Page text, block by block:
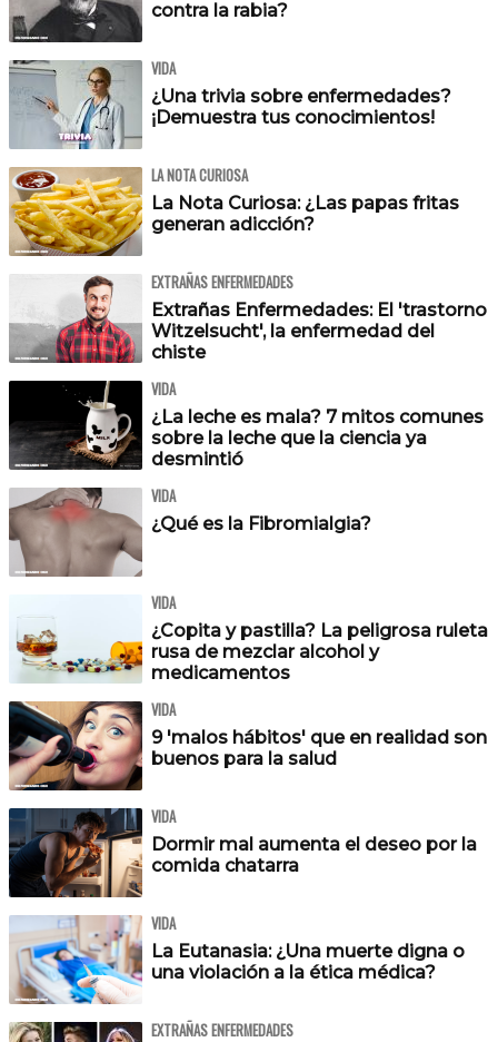
contra la rabia?
VIDA
¿Una trivia sobre enfermedades?
¡Demuestra tus conocimientos!
LA NOTA CURIOSA
La Nota Curiosa: ¿Las papas fritas
generan adicción?
EXTRAÑAS ENFERMEDADES
Extrañas Enfermedades: El 'trastorno
Witzelsucht', la enfermedad del
chiste
VIDA
¿La leche es mala? 7 mitos comunes
sobre la leche que la ciencia ya
desmintió
VIDA
¿Qué es la Fibromialgia?
VIDA
¿Copita y pastilla? La peligrosa ruleta
rusa de mezclar alcohol y
medicamentos
VIDA
9 'malos hábitos' que en realidad son
buenos para la salud
VIDA
Dormir mal aumenta el deseo por la
comida chatarra
VIDA
La Eutanasia: ¿Una muerte digna o
una violación a la ética médica?
EXTRAÑAS ENFERMEDADES